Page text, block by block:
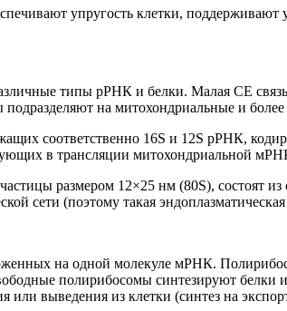
упругость клетки,
типы рРНК и белки. Малая СЕ
на митохондриальные и
соответственно 16S и 12S рРНК,
в трансляции митохондриальной
размером 12×25 нм (80S), состоят
сети (поэтому такая
на одной молекуле мРНК.
полирибосомы синтезируют
или выведения из клетки (синтез на